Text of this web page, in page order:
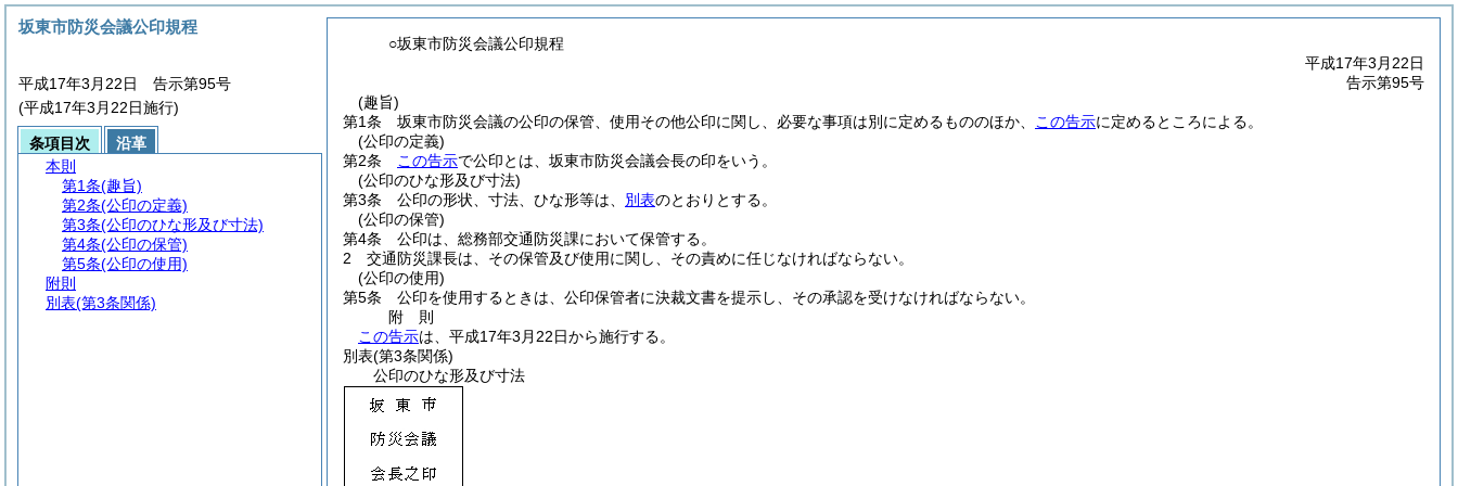
○坂東市防災会議公印規程
平成17年3月22日
告示第95号
(趣旨)
第1条
坂東市防災会議の公印の保管、使用その他公印に関し、必要な事項は別に定めるもののほか、 この告示に定めるところによる。
(公印の定義)
第2条
この告示で公印とは、坂東市防災会議会長の印をいう。
(公印のひな形及び寸法)
第3条
公印の形状、寸法、ひな形等は、 別表のとおりとする。
(公印の保管)
第4条
公印は、総務部交通防災課において保管する。
2
交通防災課長は、その保管及び使用に関し、その責めに任じなければならない。
(公印の使用)
第5条
公印を使用するときは、公印保管者に決裁文書を提示し、その承認を受けなければならない。
附 則
この告示は、平成17年3月22日から施行する。
別表(第3条関係)
公印のひな形及び寸法
坂東市防災会議公印規程
平成17年3月22日 告示第95号
(平成17年3月22日施行)
条項目次
沿革
本則
第1条(趣旨)
第2条(公印の定義)
第3条(公印のひな形及び寸法)
第4条(公印の保管)
第5条(公印の使用)
附則
別表(第3条関係)